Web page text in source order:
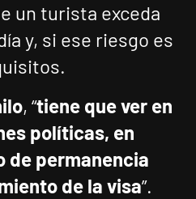
un turista exceda
y, si ese riesgo es
, “tiene que ver en
políticas, en
de permanencia
de la visa”.